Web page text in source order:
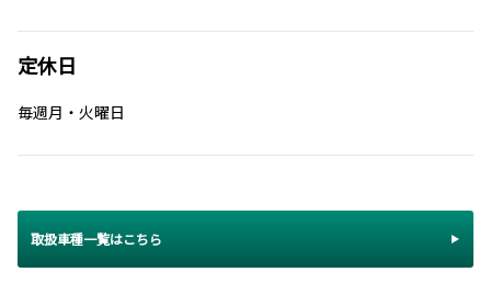
定休日
毎週月・火曜日
取扱車種一覧はこちら